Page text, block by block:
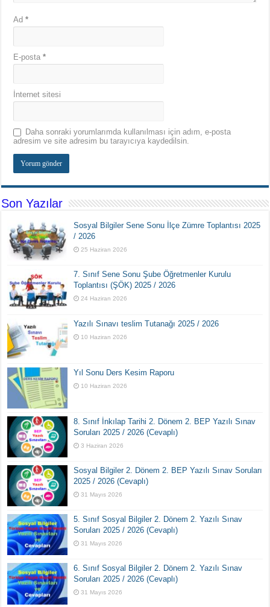
Ad*
E-posta*
İnternet sitesi
Daha sonraki yorumlarımda kullanılması için adım, e-posta
adresim ve site adresim bu tarayıcıya kaydedilsin.
Son Yazılar
Sosyal Bilgiler Sene Sonu İlçe Zümre Toplantısı 2025
/ 2026
25 Haziran 2026
7. Sınıf Sene Sonu Şube Öğretmenler Kurulu
Toplantısı (ŞÖK) 2025 / 2026
24 Haziran 2026
Yazılı Sınavı teslim Tutanağı 2025 / 2026
10 Haziran 2026
Yıl Sonu Ders Kesim Raporu
10 Haziran 2026
8. Sınıf İnkılap Tarihi 2. Dönem 2. BEP Yazılı Sınav
Soruları 2025 / 2026 (Cevaplı)
3 Haziran 2026
Sosyal Bilgiler 2. Dönem 2. BEP Yazılı Sınav Soruları
2025 / 2026 (Cevaplı)
31 Mayıs 2026
5. Sınıf Sosyal Bilgiler 2. Dönem 2. Yazılı Sınav
Soruları 2025 / 2026 (Cevaplı)
31 Mayıs 2026
6. Sınıf Sosyal Bilgiler 2. Dönem 2. Yazılı Sınav
Soruları 2025 / 2026 (Cevaplı)
31 Mayıs 2026